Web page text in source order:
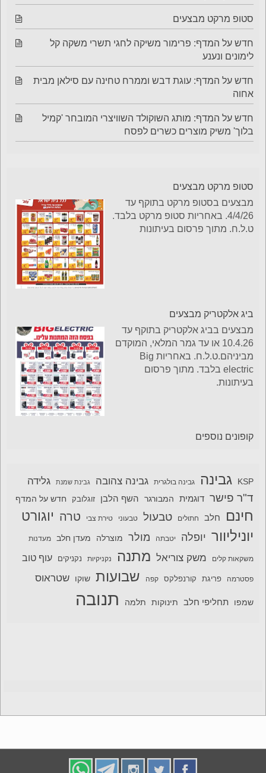
סטופ מרקט מבצעים
חדש על המדף: פרימור משיקה לחגי תשרי משקה קל
לימונים ונענע
חדש על המדף: עוגת דבש וממרח טחינה עם סילאן מבית
אחוה
חדש על המדף: מותג השוקולד השוויצרי המובחר 'קמיל
בלוך' משיק מוצרים כשרים לפסח
סטופ מרקט מבצעים
מבצעים בסטופ מרקט בתוקף עד
4/4/26. באחריות סטופ מרקט בלבד.
ט.ל.ח. מתוך פרסום בעיתונות
ביג אלקטריק מבצעים
מבצעים בביג אלקטריק בתוקף עד
10.4.26 או עד גמר המלאי, המוקדם
מביניהם.ט.ל.ח. באחריות Big
electric בלבד. מתוך פרסום
בעיתונות.
קופונים נוספים
KSP גבינה גבינה בולגרית גבינה צהובה גבינת שמנת גלידה
ד"ר פישר דוגמית המבורגר השף הלבן זוגלובק חדש על המדף
חינם חלב חתולים טבעול טבעוני טירת צבי טרה יוגורט
יוניליוור יופלה יטבתה מולר מוצרלה מעדן חלב מעדנות
משקאות קלים משק צוריאל מתנה נקניקיות נקניקים עוף טוב
פסטרמה פריגת קורנפלקס קפה שבועות שוקו שטראוס
שמפו תחליפי חלב תינוקות תלמה תנובה